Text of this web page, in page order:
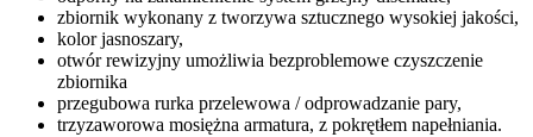
zbiornik wykonany z tworzywa sztucznego wysokiej jakości,
kolor jasnoszary,
otwór rewizyjny umożliwia bezproblemowe czyszczenie
zbiornika
przegubowa rurka przelewowa / odprowadzanie pary,
trzyzaworowa mosiężna armatura, z pokrętłem napełniania.